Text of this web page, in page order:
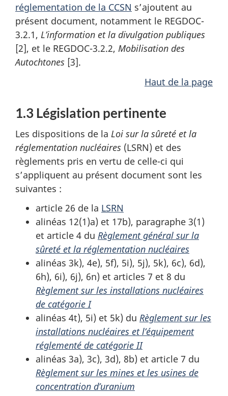
réglementation de la CCSN s’ajoutent au
présent document, notamment le REGDOC-
3.2.1, L’information et la divulgation publiques
[2], et le REGDOC-3.2.2, Mobilisation des
Autochtones [3].
Haut de la page
1.3 Législation pertinente
Les dispositions de la Loi sur la sûreté et la
réglementation nucléaires (LSRN) et des
règlements pris en vertu de celle-ci qui
s’appliquent au présent document sont les
suivantes :
article 26 de la LSRN
alinéas 12(1)a) et 17b), paragraphe 3(1)
et article 4 du Règlement général sur la
sûreté et la réglementation nucléaires
alinéas 3k), 4e), 5f), 5i), 5j), 5k), 6c), 6d),
6h), 6i), 6j), 6n) et articles 7 et 8 du
Règlement sur les installations nucléaires
de catégorie I
alinéas 4t), 5i) et 5k) du Règlement sur les
installations nucléaires et l’équipement
réglementé de catégorie II
alinéas 3a), 3c), 3d), 8b) et article 7 du
Règlement sur les mines et les usines de
concentration d’uranium